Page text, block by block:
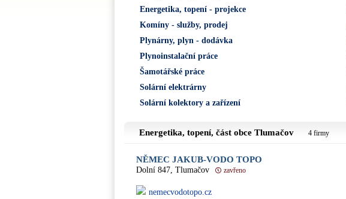
Energetika, topení - projekce
Komíny - služby, prodej
Plynárny, plyn - dodávka
Plynoinstalační práce
Šamotářské práce
Solární elektrárny
Solární kolektory a zařízení
Energetika, topení, část obce Tlumačov 4 firmy
NĚMEC JAKUB-VODO TOPO
Dolní 847, Tlumačov zavřeno
nemecvodotopo.cz